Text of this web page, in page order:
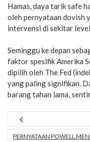
Hamas, daya tarik safe
oleh pernyataan dovish
intervensi di sekitar
Seminggu ke depan
faktor spesifik Amerika
dipilih oleh The Fed
yang paling signifikan.
barang tahan lama,
PERNYATAAN POWELL